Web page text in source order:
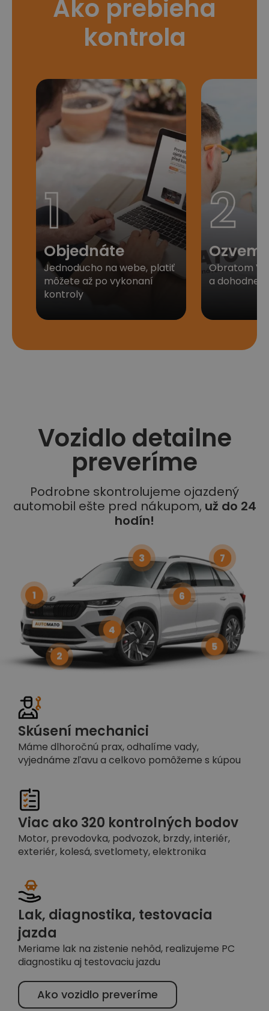
Ako prebieha
kontrola
1
Objednáte
Jednoducho na webe, platiť
môžete až po vykonaní
kontroly
2
Obratom
a
Vozidlo detailne
preveríme
Podrobne skontrolujeme ojazdený
automobil ešte pred nákupom, už do 24
hodín!
Skúsení mechanici
Máme dlhoročnú prax, odhalíme vady,
vyjednáme zľavu a celkovo pomôžeme s kúpou
Viac ako 320 kontrolných bodov
Motor, prevodovka, podvozok, brzdy, interiér,
exteriér, kolesá, svetlomety, elektronika
Lak, diagnostika, testovacia
jazda
Meriame lak na zistenie nehôd, realizujeme PC
diagnostiku aj testovaciu jazdu
Ako vozidlo preveríme
1
2
3
4
5
6
7